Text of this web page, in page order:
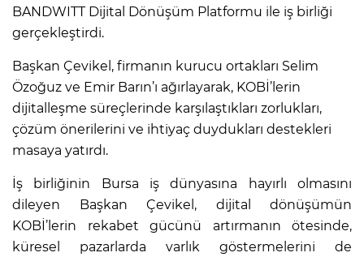
BANDWITT Dijital Dönüşüm Platformu ile iş birliği
gerçekleştirdi.
Başkan Çevikel, firmanın kurucu ortakları Selim
Özoğuz ve Emir Barın’ı ağırlayarak, KOBİ’lerin
dijitalleşme süreçlerinde karşılaştıkları zorlukları,
çözüm önerilerini ve ihtiyaç duydukları destekleri
masaya yatırdı.
İş birliğinin Bursa iş dünyasına hayırlı olmasını
dileyen Başkan Çevikel, dijital dönüşümün
KOBİ’lerin rekabet gücünü artırmanın ötesinde,
küresel pazarlarda varlık göstermelerini de